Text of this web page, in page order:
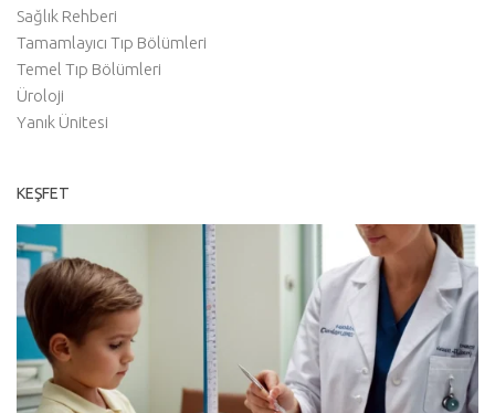
Sağlık Rehberi
Tamamlayıcı Tıp Bölümleri
Temel Tıp Bölümleri
Üroloji
Yanık Ünitesi
KEŞFET